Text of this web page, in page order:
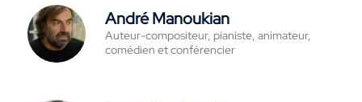
André Manoukian
Auteur-compositeur, pianiste, animateur,
comédien et conférencier